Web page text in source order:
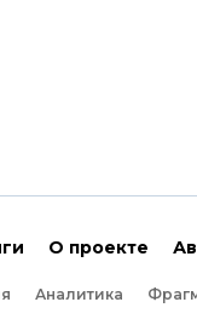
О проекте
Аналитика